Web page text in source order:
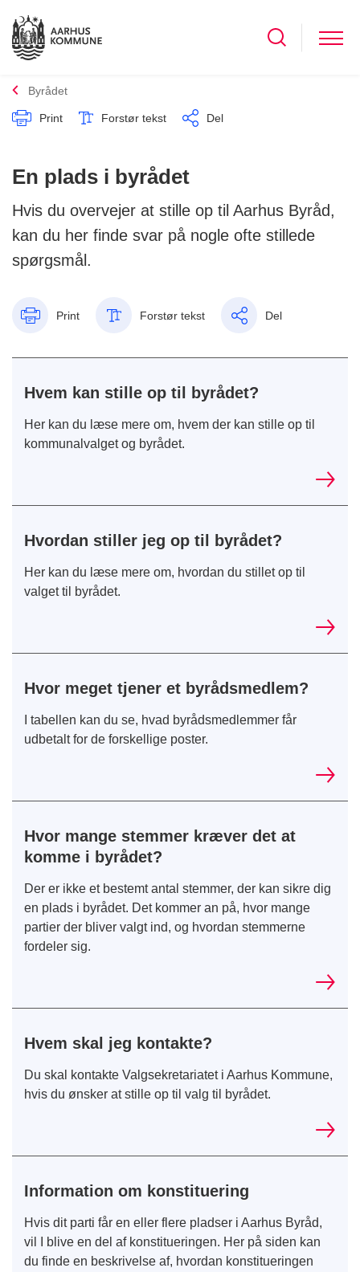
Byrådet
Print Forstør tekst Del
En plads i byrådet
Hvis du overvejer at stille op til Aarhus Byråd,
kan du her finde svar på nogle ofte stillede
spørgsmål.
Print Forstør tekst Del
Hvem kan stille op til byrådet?
Her kan du læse mere om, hvem der kan stille op til
kommunalvalget og byrådet.
Hvordan stiller jeg op til byrådet?
Her kan du læse mere om, hvordan du stillet op til
valget til byrådet.
Hvor meget tjener et byrådsmedlem?
I tabellen kan du se, hvad byrådsmedlemmer får
udbetalt for de forskellige poster.
Hvor mange stemmer kræver det at
komme i byrådet?
Der er ikke et bestemt antal stemmer, der kan sikre dig
en plads i byrådet. Det kommer an på, hvor mange
partier der bliver valgt ind, og hvordan stemmerne
fordeler sig.
Hvem skal jeg kontakte?
Du skal kontakte Valgsekretariatet i Aarhus Kommune,
hvis du ønsker at stille op til valg til byrådet.
Information om konstituering
Hvis dit parti får en eller flere pladser i Aarhus Byråd,
vil I blive en del af konstitueringen. Her på siden kan
du finde en beskrivelse af, hvordan konstitueringen